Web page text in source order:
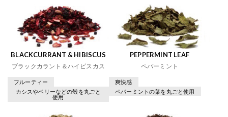
BLACKCURRANT & HIBISCUS
ブラックカラント＆ハイビスカス
フルーティー
カシスやベリーなどの殻を丸ごと
使用
PEPPERMINT LEAF
ペパーミント
爽快感
ペパーミントの葉を丸ごと使用